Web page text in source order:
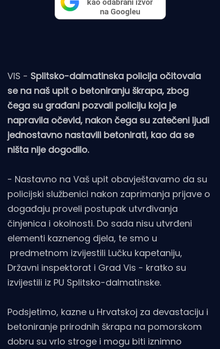
VIS - Splitsko-dalmatinska policija očitovala
se na naš upit o betoniranju škrapa, zbog
čega su građani pozvali policiju koja je
napravila očevid, nakon čega su zatečeni ljudi
jednostavno nastavili betonirati, kao da se
ništa nije dogodilo.
- Nastavno na Vaš upit obavještavamo da su
policijski službenici nakon zaprimanja prijave o
događaju proveli postupak utvrđivanja
činjenica i okolnosti. Do sada nisu utvrđeni
elementi kaznenog djela, te smo u
predmetnom izvijestili Lučku kapetaniju,
Državni inspektorat i Grad Vis - kratko su
izvijestili iz PU Splitsko-dalmatinske.
Podsjetimo, kazne u Hrvatskoj za devastaciju i
betoniranje prirodnih škrapa na pomorskom
dobru su vrlo stroge i mogu biti iznimno